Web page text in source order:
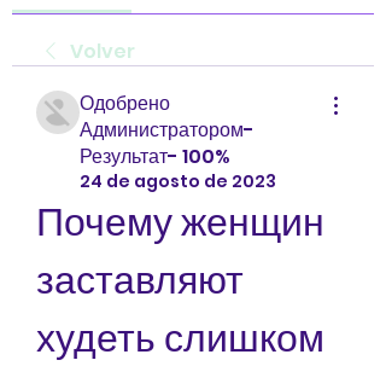
Volver
Одобрено
Администратором-
Результат- 100%
24 de agosto de 2023
Почему женщин
заставляют
худеть слишком